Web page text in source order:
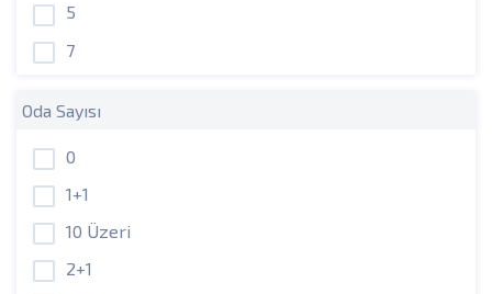
5
7
Oda Sayısı
0
1+1
10 Üzeri
2+1